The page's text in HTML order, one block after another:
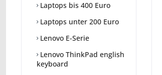
Laptops bis 400 Euro
Laptops unter 200 Euro
Lenovo E-Serie
Lenovo ThinkPad english
keyboard